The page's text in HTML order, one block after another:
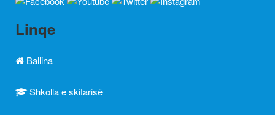
Linqe
Ballina
Shkolla e skitarisë